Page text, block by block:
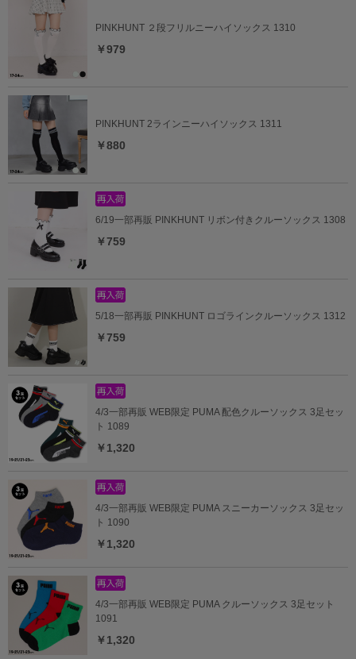
PINKHUNT ２段フリルニーハイソックス 1310
￥979
PINKHUNT 2ラインニーハイソックス 1311
￥880
6/19一部再販 PINKHUNT リボン付きクルーソックス 1308
￥759
5/18一部再販 PINKHUNT ロゴラインクルーソックス 1312
￥759
4/3一部再販 WEB限定 PUMA 配色クルーソックス 3足セッ
ト 1089
￥1,320
4/3一部再販 WEB限定 PUMA スニーカーソックス 3足セッ
ト 1090
￥1,320
4/3一部再販 WEB限定 PUMA クルーソックス 3足セット
1091
￥1,320